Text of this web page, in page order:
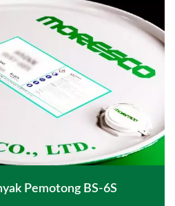
Pemotong BS-6S